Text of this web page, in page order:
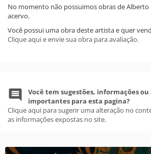
No momento não possuimos obras de Alberto
acervo.
Você possui uma obra deste artista e quer
Clique aqui e envie sua obra para avaliação.
Você tem sugestões, informações
importantes para esta pagina?
Clique aqui para sugerir uma alteração no
as informações expostas no site.